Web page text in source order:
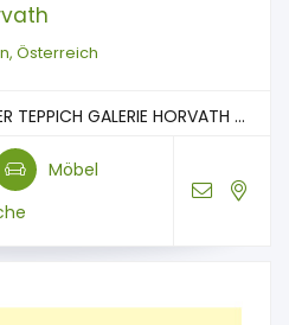
Österreich
TEPPICH GALERIE HORVATH ...
Möbel